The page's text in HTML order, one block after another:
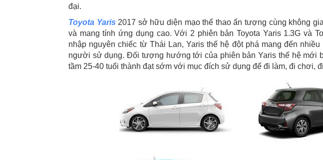
đại.
Toyota Yaris 2017 sở hữu diện mạo thể thao ấn tượng cùng không
và mang tính ứng dụng cao. Với 2 phiên bản Toyota Yaris 1.3G và
nhập nguyên chiếc từ Thái Lan, Yaris thế hệ đột phá mang đến
người sử dụng. Đối tượng hướng tới của phiên bản Yaris thế hệ mới
tầm 25-40 tuổi thành đạt sớm với mục đích sử dụng để đi làm, đi chơi,